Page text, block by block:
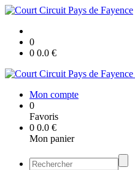
0
0 0.0 €
Mon compte
0
Favoris
0 0.0 €
Mon panier